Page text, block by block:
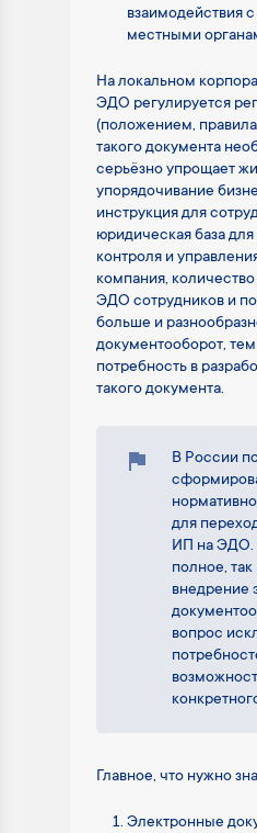
взаимодействия
местными
На локальном
ЭДО регулируется
(положением,
такого документа
серьёзно упрощает
упорядочивание
инструкция для
юридическая база
контроля и
компания,
ЭДО сотрудников и
больше и
документооборот,
потребность в
такого документа.
В России
для
ИП на ЭДО.
полное,
внедрение
вопрос
Главное, что нужно
Электронные